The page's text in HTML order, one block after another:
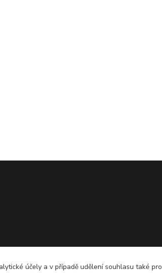
účely a v případě udělení souhlasu také pro